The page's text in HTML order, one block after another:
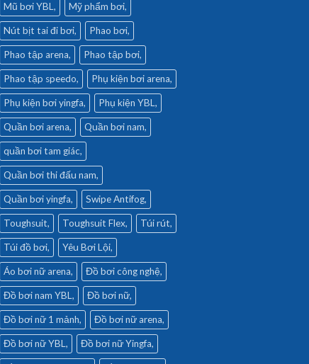
Mũ bơi YBL Mỹ phẩm bơi
Nút bịt tai đi bơi Phao bơi
Phao tập arena Phao tập bơi
Phao tập speedo Phụ kiện bơi arena
Phụ kiện bơi yingfa Phụ kiện YBL
Quần bơi arena Quần bơi nam
quần bơi tam giác
Quần bơi thi đấu nam
Quần bơi yingfa Swipe Antifog
Toughsuit Toughsuit Flex Túi rút
Túi đồ bơi Yêu Bơi Lội
Áo bơi nữ arena Đồ bơi công nghệ
Đồ bơi nam YBL Đồ bơi nữ
Đồ bơi nữ 1 mảnh Đồ bơi nữ arena
Đồ bơi nữ YBL Đồ bơi nữ Yingfa